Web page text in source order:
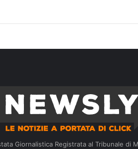
Giornalistica Registrata al Tribunale di